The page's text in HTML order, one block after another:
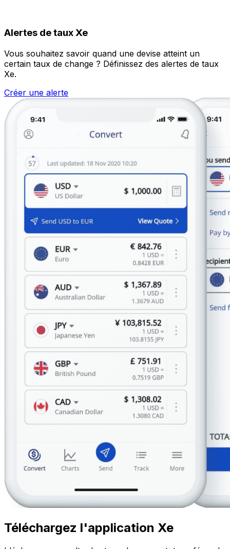
Alertes de taux Xe
Vous souhaitez savoir quand une devise atteint un
certain taux de change ? Définissez des alertes de taux
Xe.
Créer une alerte
Téléchargez l'application Xe